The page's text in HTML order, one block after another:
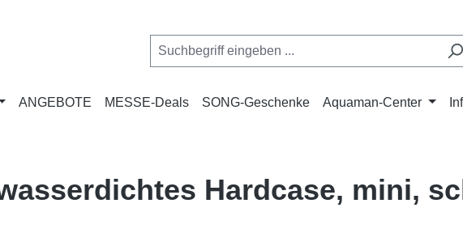
ANGEBOTE MESSE-Deals SONG-Geschenke Aquaman-Center
Hardcase, mini,